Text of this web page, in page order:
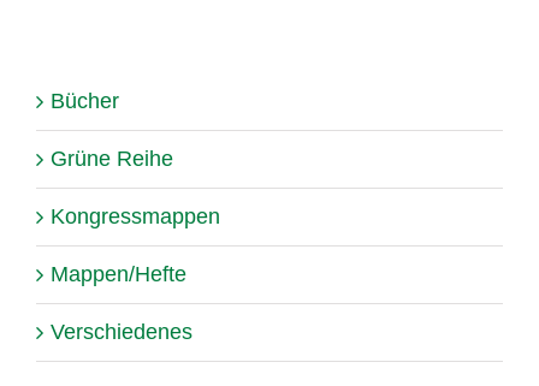
Bücher
Grüne Reihe
Kongressmappen
Mappen/Hefte
Verschiedenes